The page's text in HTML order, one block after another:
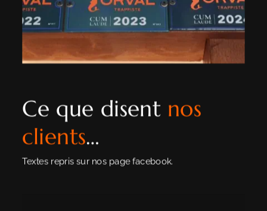
Ce que disent nos
clients…
Textes repris sur nos page facebook.